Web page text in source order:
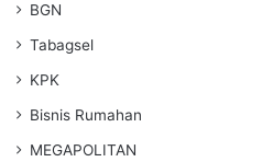
BGN
Tabagsel
KPK
Bisnis Rumahan
MEGAPOLITAN